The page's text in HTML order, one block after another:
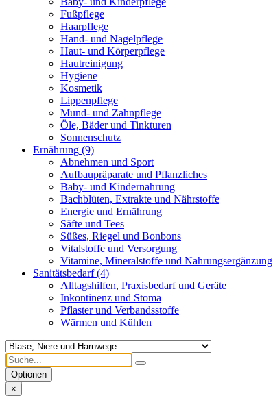
Fußpflege
Haarpflege
Hand- und Nagelpflege
Haut- und Körperpflege
Hautreinigung
Hygiene
Kosmetik
Lippenpflege
Mund- und Zahnpflege
Öle, Bäder und Tinkturen
Sonnenschutz
Ernährung (9)
Abnehmen und Sport
Aufbaupräparate und Pflanzliches
Baby- und Kindernahrung
Bachblüten, Extrakte und Nährstoffe
Energie und Ernährung
Säfte und Tees
Süßes, Riegel und Bonbons
Vitalstoffe und Versorgung
Vitamine, Mineralstoffe und Nahrungsergänzung
Sanitätsbedarf(4)
Alltagshilfen, Praxisbedarf und Geräte
Inkontinenz und Stoma
Pflaster und Verbandsstoffe
Wärmen und Kühlen
Optionen
×